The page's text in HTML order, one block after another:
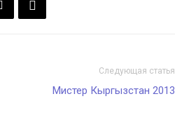
Следующая статья
Мистер Кыргызстан 2013